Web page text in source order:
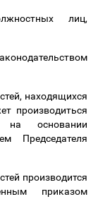
лиц,
находящихся
производиться
на основании
Председателя
производится
приказом